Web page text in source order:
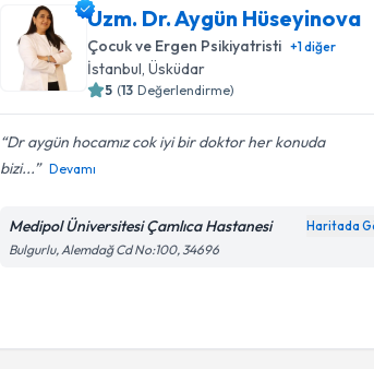
Uzm. Dr. Aygün Hüseyinova
Çocuk ve Ergen Psikiyatristi +1diğer
İstanbul , Üsküdar
5 (13 Değerlendirme)
Dr aygün hocamız cok iyi bir doktor her konuda
bizi...
Devamı
Medipol Üniversitesi Çamlıca Hastanesi Haritada
Bulgurlu, Alemdağ Cd No:100, 34696